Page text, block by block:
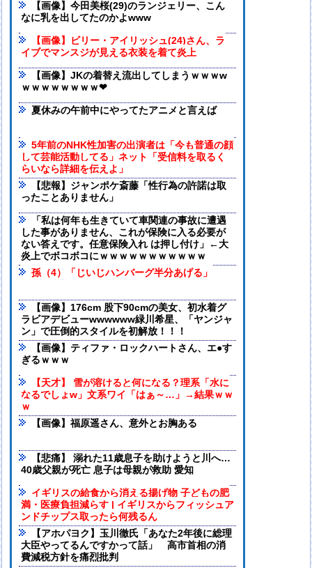
【画像】今田美桜(29)のランジェリー、こん
なに乳を出してたのかよwww
【画像】ビリー・アイリッシュ(24)さん、ラ
イブでマンスジが見える衣装を着て炎上
【画像】JKの着替え流出してしまうｗｗｗw
ｗｗｗｗｗｗｗｗ❤
夏休みの午前中にやってたアニメと言えば
5年前のNHK性加害の出演者は「今も普通の顔
して芸能活動してる」ネット「受信料を取るく
らいなら詳細を伝えよ」
【悲報】ジャンポケ斎藤「性行為の許諾は取
ったことありません」
「私は何年も生きていて車関連の事故に遭遇
した事がありません、これが保険に入る必要が
ない答えです。任意保険入れ は押し付け」←大
炎上でボコボコにｗｗｗｗｗｗｗｗｗｗｗ
孫（4）「じいじハンバーグ半分あげる」
【画像】176cm 股下90cmの美女、初水着グ
ラビアデビューwwwwww緑川希星、「ヤンジャ
ン」で圧倒的スタイルを初解放！！！
【画像】ティファ・ロックハートさん、エ●す
ぎるｗｗｗ
【天才】 雪が溶けると何になる？理系「水に
なるでしょw」文系ワイ「はぁ～…」→結果ｗｗ
ｗ
【画像】福原遥さん、意外とお胸ある
【悲痛】 溺れた11歳息子を助けようと川へ…
40歳父親が死亡 息子は母親が救助 愛知
イギリスの給食から消える揚げ物 子どもの肥
満・医療負担減らす | イギリスからフィッシュア
ンドチップス取ったら何残るん
【アホパヨク】玉川徹氏「あなた2年後に総理
大臣やってるんですかって話」 高市首相の消
費減税方針を痛烈批判